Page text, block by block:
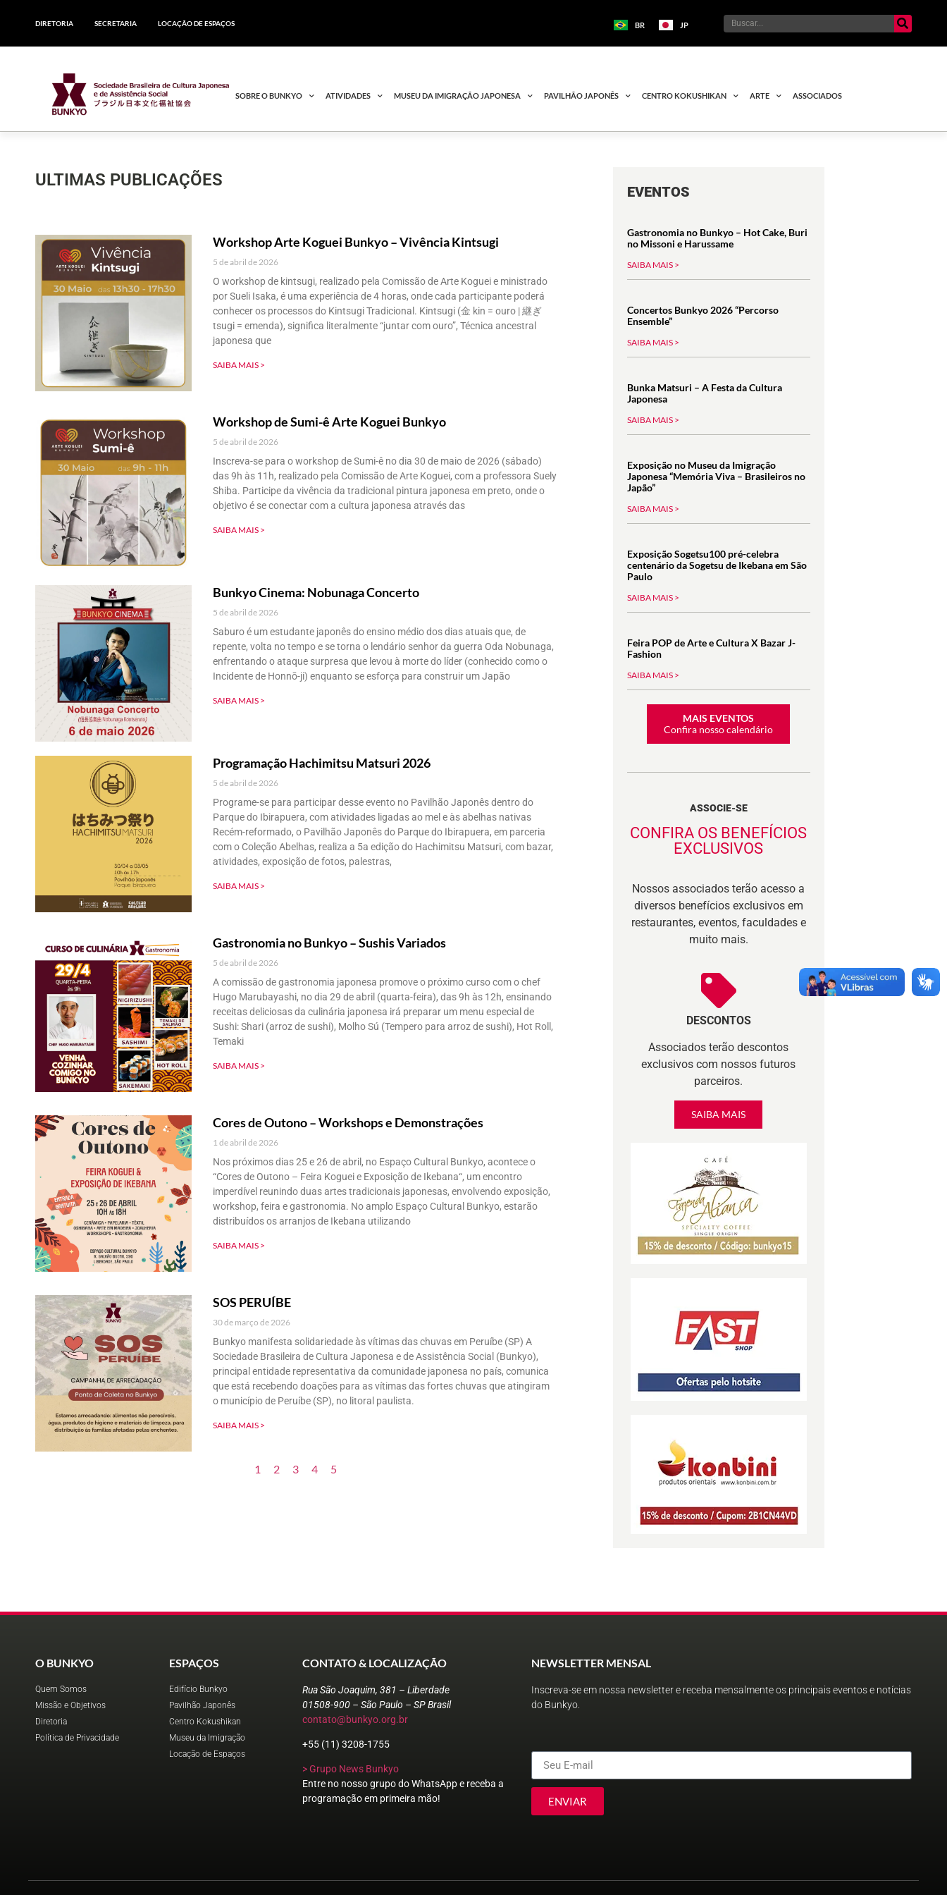
DIRETORIA SECRETARIA LOCAÇÃO DE ESPAÇOS BR JP
SOBRE O BUNKYO ATIVIDADES MUSEU DA IMIGRAÇÃO JAPONESA PAVILHÃO JAPONÊS CENTRO KOKUSHIKAN ARTE ASSOCIADOS
ULTIMAS PUBLICAÇÕES
Workshop Arte Koguei Bunkyo – Vivência Kintsugi
5 de abril de 2026
O workshop de kintsugi, realizado pela Comissão de Arte Koguei e ministrado
por Sueli Isaka, é uma experiência de 4 horas, onde cada participante poderá
conhecer os processos do Kintsugi Tradicional. Kintsugi (金 kin = ouro | 継ぎ
tsugi = emenda), significa literalmente “juntar com ouro”, Técnica ancestral
japonesa que
SAIBA MAIS >
Workshop de Sumi-ê Arte Koguei Bunkyo
5 de abril de 2026
Inscreva-se para o workshop de Sumi-ê no dia 30 de maio de 2026 (sábado)
das 9h às 11h, realizado pela Comissão de Arte Koguei, com a professora Suely
Shiba. Participe da vivência da tradicional pintura japonesa em preto, onde o
objetivo é se conectar com a cultura japonesa através das
SAIBA MAIS >
Bunkyo Cinema: Nobunaga Concerto
5 de abril de 2026
Saburo é um estudante japonês do ensino médio dos dias atuais que, de
repente, volta no tempo e se torna o lendário senhor da guerra Oda Nobunaga,
enfrentando o ataque surpresa que levou à morte do líder (conhecido como o
Incidente de Honnō-ji) enquanto se esforça para construir um Japão
SAIBA MAIS >
Programação Hachimitsu Matsuri 2026
5 de abril de 2026
Programe-se para participar desse evento no Pavilhão Japonês dentro do
Parque do Ibirapuera, com atividades ligadas ao mel e às abelhas nativas
Recém-reformado, o Pavilhão Japonês do Parque do Ibirapuera, em parceria
com o Coleção Abelhas, realiza a 5a edição do Hachimitsu Matsuri, com bazar,
atividades, exposição de fotos, palestras,
SAIBA MAIS >
Gastronomia no Bunkyo – Sushis Variados
5 de abril de 2026
A comissão de gastronomia japonesa promove o próximo curso com o chef
Hugo Marubayashi, no dia 29 de abril (quarta-feira), das 9h às 12h, ensinando
receitas deliciosas da culinária japonesa irá preparar um menu especial de
Sushi: Shari (arroz de sushi), Molho Sú (Tempero para arroz de sushi), Hot Roll,
Temaki
SAIBA MAIS >
Cores de Outono – Workshops e Demonstrações
1 de abril de 2026
Nos próximos dias 25 e 26 de abril, no Espaço Cultural Bunkyo, acontece o
“Cores de Outono – Feira Koguei e Exposição de Ikebana“, um encontro
imperdível reunindo duas artes tradicionais japonesas, envolvendo exposição,
workshop, feira e gastronomia. No amplo Espaço Cultural Bunkyo, estarão
distribuídos os arranjos de Ikebana utilizando
SAIBA MAIS >
SOS PERUÍBE
30 de março de 2026
Bunkyo manifesta solidariedade às vítimas das chuvas em Peruíbe (SP) A
Sociedade Brasileira de Cultura Japonesa e de Assistência Social (Bunkyo),
principal entidade representativa da comunidade japonesa no país, comunica
que está recebendo doações para as vítimas das fortes chuvas que atingiram
o município de Peruíbe (SP), no litoral paulista.
SAIBA MAIS >
1 2 3 4 5
EVENTOS
Gastronomia no Bunkyo – Hot Cake, Buri
no Missoni e Harussame
SAIBA MAIS >
Concertos Bunkyo 2026 “Percorso
Ensemble”
SAIBA MAIS >
Bunka Matsuri – A Festa da Cultura
Japonesa
SAIBA MAIS >
Exposição no Museu da Imigração
Japonesa “Memória Viva – Brasileiros no
Japão”
SAIBA MAIS >
Exposição Sogetsu100 pré-celebra
centenário da Sogetsu de Ikebana em São
Paulo
SAIBA MAIS >
Feira POP de Arte e Cultura X Bazar J-
Fashion
SAIBA MAIS >
MAIS EVENTOS
Confira nosso calendário
ASSOCIE-SE
CONFIRA OS BENEFÍCIOS
EXCLUSIVOS
Nossos associados terão acesso a
diversos benefícios exclusivos em
restaurantes, eventos, faculdades e
muito mais.
DESCONTOS
Associados terão descontos
exclusivos com nossos futuros
parceiros.
SAIBA MAIS
O BUNKYO
Quem Somos
Missão e Objetivos
Diretoria
Política de Privacidade
ESPAÇOS
Edifício Bunkyo
Pavilhão Japonês
Centro Kokushikan
Museu da Imigração
Locação de Espaços
CONTATO & LOCALIZAÇÃO
Rua São Joaquim, 381 – Liberdade
01508-900 – São Paulo – SP Brasil
contato@bunkyo.org.br
+55 (11) 3208-1755
> Grupo News Bunkyo
Entre no nosso grupo do WhatsApp e receba a
programação em primeira mão!
NEWSLETTER MENSAL
Inscreva-se em nossa newsletter e receba mensalmente os principais eventos e notícias
do Bunkyo.
ENVIAR